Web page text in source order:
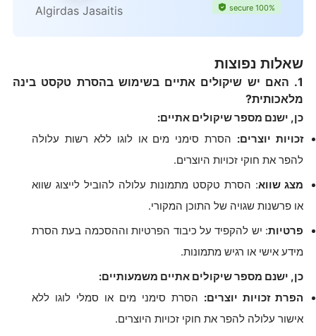
100% secure
Algirdas Jasaitis
שאלות נפוצות
1. האם יש שיקולים אתיים בשימוש בהסרת טקסט בינה
מלאכותית?
כן, ישנם מספר שיקולים אתיים:
זכויות יוצרים: הסרת סימני מים או לוגו ללא רשות עלולה
להפר את חוקי זכויות היוצרים.
מצג שווא: הסרת טקסט מתמונות עלולה להוביל לייצוג שווא
או פרשנות שגויה של התוכן המקורי.
פרטיות: יש להקפיד על כיבוד הפרטיות וההסכמה בעת הסרת
מידע אישי או רגיש מתמונות.
כן, ישנם מספר שיקולים אתיים משמעותיים:
הפרת זכויות יוצרים: הסרת סימני מים או סמלי לוגו ללא
אישור עלולה להפר את חוקי זכויות היוצרים.